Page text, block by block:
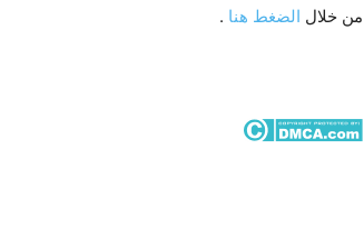
من خلال الضغط هنا .